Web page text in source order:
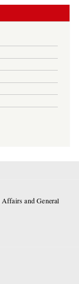
and General